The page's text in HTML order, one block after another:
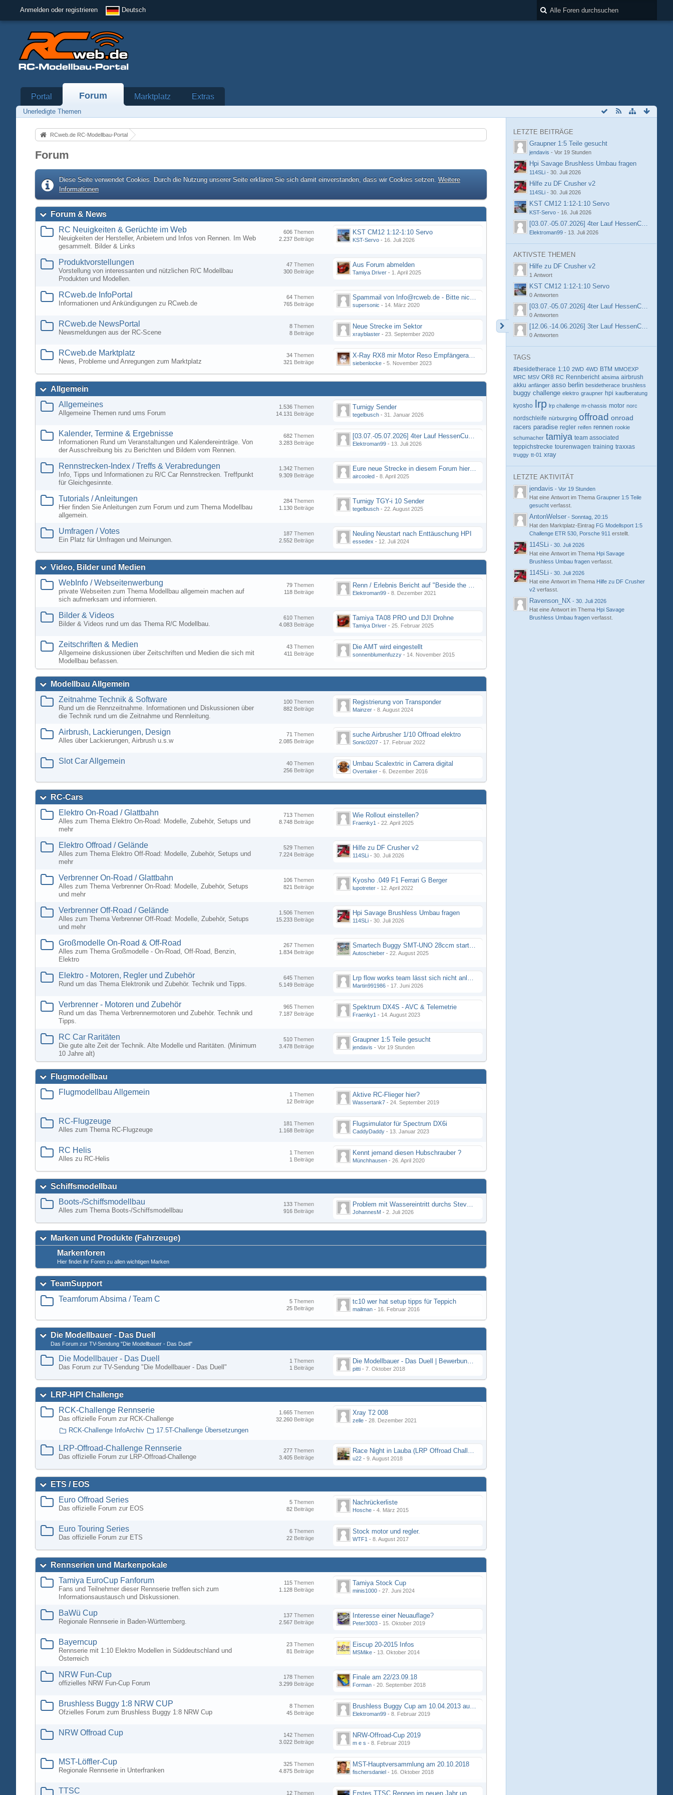
Anmelden oder registrieren Deutsch
Portal Forum Marktplatz Extras
Unerledigte Themen
RCweb.de RC-Modellbau-Portal
Forum
Diese Seite verwendet Cookies. Durch die Nutzung unserer Seite erklären Sie sich damit einverstanden, dass wir Cookies setzen. Weitere
Informationen
Forum & News
RC Neuigkeiten & Gerüchte im Web
Neuigkeiten der Hersteller, Anbietern und Infos von Rennen. Im Web
gesammelt. Bilder & Links
Themen
606
Beiträge
2.237
KST CM12 1:12-1:10 Servo
KST-Servo - 16. Juli 2026
Produktvorstellungen
Vorstellung von interessanten und nützlichen R/C Modellbau
Produkten und Modellen.
Themen
47
Beiträge
300
Aus Forum abmelden
Tamiya Driver - 1. April 2025
RCweb.de InfoPortal
Informationen und Ankündigungen zu RCweb.de
Themen
64
Beiträge
765
Spammail von Info@rcweb.de - Bitte nicht auf den Link klicken
supersonic - 14. März 2020
RCweb.de NewsPortal
Newsmeldungen aus der RC-Scene
Themen
8
Beiträge
8
Neue Strecke im Sektor
xrayblaster - 23. September 2020
RCweb.de Marktplatz
News, Probleme und Anregungen zum Marktplatz
Themen
34
Beiträge
321
X-Ray RX8 mir Motor Reso Empfängerakku
siebenlocke - 5. November 2023
Allgemein
Allgemeines
Allgemeine Themen rund ums Forum
Themen
1.536
Beiträge
14.131
Turnigy Sender
tegelbusch - 31. Januar 2026
Kalender, Termine & Ergebnisse
Informationen Rund um Veranstaltungen und Kalendereinträge. Von
der Ausschreibung bis zu Berichten und Bildern vom Rennen.
Themen
682
Beiträge
3.283
[03.07.-05.07.2026] 4ter Lauf HessenCup OR8 / OR8E 2026 beim MSV Linsengericht e.V.
Elektroman99 - 13. Juli 2026
Rennstrecken-Index / Treffs & Verabredungen
Info, Tipps und Informationen zu R/C Car Rennstrecken. Treffpunkt
für Gleichgesinnte.
Themen
1.342
Beiträge
9.309
Eure neue Strecke in diesem Forum hier posten
aircooled - 8. April 2025
Tutorials / Anleitungen
Hier finden Sie Anleitungen zum Forum und zum Thema Modellbau
allgemein.
Themen
284
Beiträge
1.130
Turnigy TGY-i 10 Sender
tegelbusch - 22. August 2025
Umfragen / Votes
Ein Platz für Umfragen und Meinungen.
Themen
187
Beiträge
2.552
Neuling Neustart nach Enttäuschung HPI
essedex - 12. Juli 2024
Video, Bilder und Medien
WebInfo / Webseitenwerbung
private Webseiten zum Thema Modellbau allgemein machen auf
sich aufmerksam und informieren.
Themen
79
Beiträge
118
Renn / Erlebnis Bericht auf "Beside the Race"
Elektroman99 - 8. Dezember 2021
Bilder & Videos
Bilder & Videos rund um das Thema R/C Modellbau.
Themen
610
Beiträge
4.083
Tamiya TA08 PRO und DJI Drohne
Tamiya Driver - 25. Februar 2025
Zeitschriften & Medien
Allgemeine diskussionen über Zeitschriften und Medien die sich mit
Modellbau befassen.
Themen
43
Beiträge
411
Die AMT wird eingestellt
sonnenblumenfuzzy - 14. November 2015
Modellbau Allgemein
Zeitnahme Technik & Software
Rund um die Rennzeitnahme. Informationen und Diskussionen über
die Technik rund um die Zeitnahme und Rennleitung.
Themen
100
Beiträge
882
Registrierung von Transponder
Mainzer - 8. August 2024
Airbrush, Lackierungen, Design
Alles über Lackierungen, Airbrush u.s.w
Themen
71
Beiträge
2.085
suche Airbrusher 1/10 Offroad elektro
Sonic0207 - 17. Februar 2022
Slot Car Allgemein Themen
40
Beiträge
256
Umbau Scalextric in Carrera digital
Overtaker - 6. Dezember 2016
RC-Cars
Elektro On-Road / Glattbahn
Alles zum Thema Elektro On-Road: Modelle, Zubehör, Setups und
mehr
Themen
713
Beiträge
8.748
Wie Rollout einstellen?
Fraenky1 - 22. April 2025
Elektro Offroad / Gelände
Alles zum Thema Elektro Off-Road: Modelle, Zubehör, Setups und
mehr
Themen
529
Beiträge
7.224
Hilfe zu DF Crusher v2
114SLi - 30. Juli 2026
Verbrenner On-Road / Glattbahn
Alles zum Thema Verbrenner On-Road: Modelle, Zubehör, Setups
und mehr
Themen
106
Beiträge
821
Kyosho .049 F1 Ferrari G Berger
lupotreter - 12. April 2022
Verbrenner Off-Road / Gelände
Alles zum Thema Verbrenner Off-Road: Modelle, Zubehör, Setups
und mehr
Themen
1.506
Beiträge
15.233
Hpi Savage Brushless Umbau fragen
114SLi - 30. Juli 2026
Großmodelle On-Road & Off-Road
Alles zum Thema Großmodelle - On-Road, Off-Road, Benzin,
Elektro
Themen
267
Beiträge
1.834
Smartech Buggy SMT-UNO 28ccm startet nicht
Autoschieber - 22. August 2025
Elektro - Motoren, Regler und Zubehör
Rund um das Thema Elektronik und Zubehör. Technik und Tipps.
Themen
645
Beiträge
5.149
Lrp flow works team lässt sich nicht anlernen
Martin991986 - 17. Juni 2026
Verbrenner - Motoren und Zubehör
Rund um das Thema Verbrennermotoren und Zubehör. Technik und
Tipps.
Themen
965
Beiträge
7.187
Spektrum DX4S - AVC & Telemetrie
Fraenky1 - 14. August 2023
RC Car Raritäten
Die gute alte Zeit der Technik. Alte Modelle und Raritäten. (Minimum
10 Jahre alt)
Themen
510
Beiträge
3.478
Graupner 1:5 Teile gesucht
jendavis - Vor 19 Stunden
Flugmodellbau
Flugmodellbau Allgemein
Themen
1
Beiträge
12
Aktive RC-Flieger hier?
Wassertank7 - 24. September 2019
RC-Flugzeuge
Alles zum Thema RC-Flugzeuge
Themen
181
Beiträge
1.168
Flugsimulator für Spectrum DX6i
CaddyDaddy - 13. Januar 2023
RC Helis
Alles zu RC-Helis
Themen
1
Beiträge
1
Kennt jemand diesen Hubschrauber ?
Münchhausen - 26. April 2020
Schiffsmodellbau
Boots-/Schiffsmodellbau
Alles zum Thema Boots-/Schiffsmodellbau
Themen
133
Beiträge
916
Problem mit Wassereintritt durchs Stevenrohr beim Rennboot
JohannesM - 2. Juli 2026
Marken und Produkte (Fahrzeuge)
Markenforen
Hier findet ihr Foren zu allen wichtigen Marken
TeamSupport
Teamforum Absima / Team C
Themen
5
Beiträge
25
tc10 wer hat setup tipps für Teppich
mailman - 16. Februar 2016
Die Modellbauer - Das Duell
Das Forum zur TV-Sendung "Die Modellbauer - Das Duell"
Die Modellbauer - Das Duell
Das Forum zur TV-Sendung "Die Modellbauer - Das Duell"
Themen
1
Beiträge
1
Die Modellbauer - Das Duell | Bewerbung für neue Staffel bei DMAX *Werbung*
pitti - 7. Oktober 2018
LRP-HPI Challenge
RCK-Challenge Rennserie
Das offizielle Forum zur RCK-Challenge
Themen
1.665
Beiträge
32.260
Xray T2 008
zelle - 28. Dezember 2021
RCK-Challenge InfoArchiv 17.5T-Challenge Übersetzungen
LRP-Offroad-Challenge Rennserie
Das offizielle Forum zur LRP-Offroad-Challenge
Themen
277
Beiträge
3.405
Race Night in Lauba (LRP Offroad Challenge und freie Klassen) 25/26.08
u22 - 9. August 2018
ETS / EOS
Euro Offroad Series
Das offizielle Forum zur EOS
Themen
5
Beiträge
82
Nachrückerliste
Hosche - 4. März 2015
Euro Touring Series
Das offizielle Forum zur ETS
Themen
6
Beiträge
22
Stock motor und regler.
WTF1 - 8. August 2017
Rennserien und Markenpokale
Tamiya EuroCup Fanforum
Fans und Teilnehmer dieser Rennserie treffen sich zum
Informationsaustausch und Diskussionen.
Themen
115
Beiträge
1.128
Tamiya Stock Cup
minis1000 - 27. Juni 2024
BaWü Cup
Regionale Rennserie in Baden-Württemberg.
Themen
137
Beiträge
2.567
Interesse einer Neuauflage?
Peter3003 - 15. Oktober 2019
Bayerncup
Rennserie mit 1:10 Elektro Modellen in Süddeutschland und
Österreich
Themen
23
Beiträge
81
Eiscup 20-2015 Infos
MSMike - 13. Oktober 2014
NRW Fun-Cup
offizielles NRW Fun-Cup Forum
Themen
178
Beiträge
3.299
Finale am 22/23.09.18
Forman - 20. September 2018
Brushless Buggy 1:8 NRW CUP
Ofzielles Forum zum Brushless Buggy 1:8 NRW Cup
Themen
8
Beiträge
45
Brushless Buggy Cup am 10.04.2013 auf der Intermodellbau in Dortmund
Elektroman99 - 8. Februar 2019
NRW Offroad Cup Themen
142
Beiträge
3.022
NRW-Offroad-Cup 2019
m e s - 8. Februar 2019
MST-Löffler-Cup
Regionale Rennserie in Unterfranken
Themen
325
Beiträge
4.875
MST-Hauptversammlung am 20.10.2018
fischersdaniel - 16. Oktober 2018
TTSC Themen
12
LETZTE BEITRÄGE
Graupner 1:5 Teile gesucht
jendavis - Vor 19 Stunden
Hpi Savage Brushless Umbau fragen
114SLi - 30. Juli 2026
Hilfe zu DF Crusher v2
114SLi - 30. Juli 2026
KST CM12 1:12-1:10 Servo
KST-Servo - 16. Juli 2026
[03.07.-05.07.2026] 4ter Lauf HessenCup OR8 /
Elektroman99 - 13. Juli 2026
AKTIVSTE THEMEN
Hilfe zu DF Crusher v2
1 Antwort
KST CM12 1:12-1:10 Servo
0 Antworten
[03.07.-05.07.2026] 4ter Lauf HessenCup OR8 /
0 Antworten
[12.06.-14.06.2026] 3ter Lauf HessenCup OR8 /
0 Antworten
TAGS
#besidetherace 1:10 2WD 4WD BTM MMOEXP
MRC MSV OR8 RC Rennbericht absima airbrush
akku anfänger asso berlin besidetherace brushless
buggy challenge elektro graupner hpi kaufberatung
kyosho lrp lrp challenge m-chassis motor norc
nordschleife nürburgring offroad onroad
racers paradise regler reifen rennen rookie
schumacher tamiya team associated
teppichstrecke tourenwagen training traxxas
truggy tt-01 xray
LETZTE AKTIVITÄT
jendavis - Vor 19 Stunden
Hat eine Antwort im Thema Graupner 1:5 Teile
gesucht verfasst.
AntonWelser - Sonntag, 20:15
Hat den Marktplatz-Eintrag FG Modellsport 1:5
Challenge ETR 530, Porsche 911 erstellt.
114SLi - 30. Juli 2026
Hat eine Antwort im Thema Hpi Savage
Brushless Umbau fragen verfasst.
114SLi - 30. Juli 2026
Hat eine Antwort im Thema Hilfe zu DF Crusher
v2 verfasst.
Ravenson_NX - 30. Juli 2026
Hat eine Antwort im Thema Hpi Savage
Brushless Umbau fragen verfasst.